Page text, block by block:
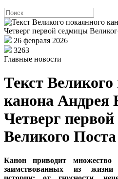
26 февраля 2026
3263
Главные новости
Текст
канона Андрея
Четверг
Великого Поста
Канон приводит множество
заимствованных из жизни